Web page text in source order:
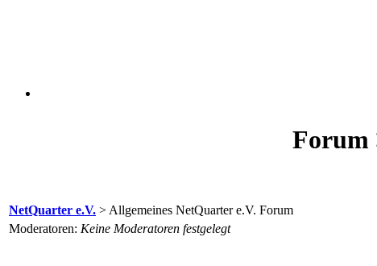
Forum
NetQuarter e.V. > Allgemeines NetQuarter e.V. Forum
Moderatoren: Keine Moderatoren festgelegt